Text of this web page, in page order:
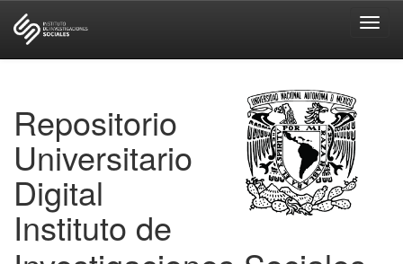
Repositorio
Universitario
Digital
Instituto de